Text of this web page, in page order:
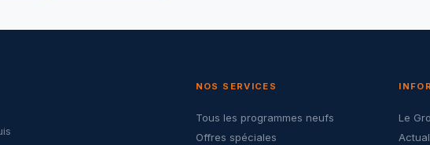
NOS SERVICES
Tous les programmes neufs
Offres spéciales
Le